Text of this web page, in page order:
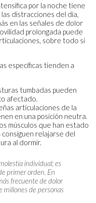
por la noche tiene
distracciones del día,
en las señales de dolor
prolongada puede
sobre todo si
específicas tienden a
tumbadas pueden
afectado.
articulaciones de la
en una posición neutra.
músculos que han estado
relajarse del
al dormir.
individual; es
primer orden. En
frecuente de dolor
millones de personas